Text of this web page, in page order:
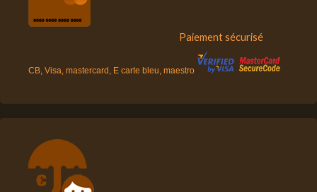
Paiement sécurisé
CB, Visa, mastercard, E carte bleu, maestro